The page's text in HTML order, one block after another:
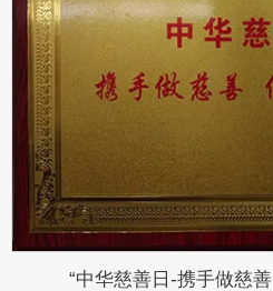
“中华慈善日-携手做慈